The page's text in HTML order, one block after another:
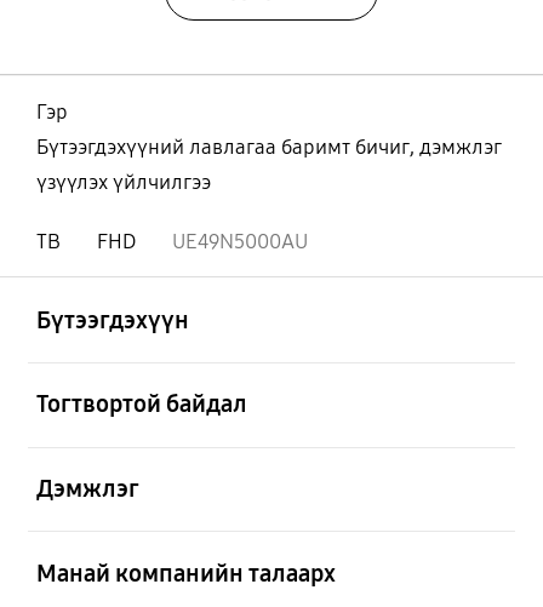
Гэр
Бүтээгдэхүүний лавлагаа баримт бичиг, дэмжлэг
үзүүлэх үйлчилгээ
ТВ FHD UE49N5000AU
Бүтээгдэхүүн
Тогтвортой байдал
Дэмжлэг
Манай компанийн талаарх